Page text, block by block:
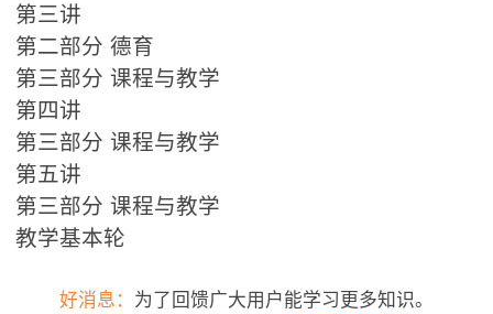
第三讲
第二部分 德育
第三部分 课程与教学
第四讲
第三部分 课程与教学
第五讲
第三部分 课程与教学
教学基本轮
好消息： 为了回馈广大用户能学习更多知识。